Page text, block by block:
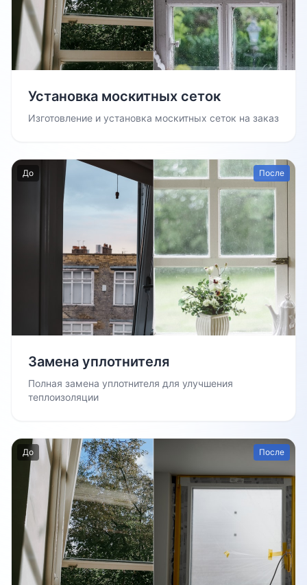
Установка москитных сеток
Изготовление и установка москитных сеток на заказ
До После
Замена уплотнителя
Полная замена уплотнителя для улучшения
теплоизоляции
До После